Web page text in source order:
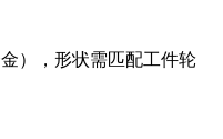
），形状需匹配工件轮